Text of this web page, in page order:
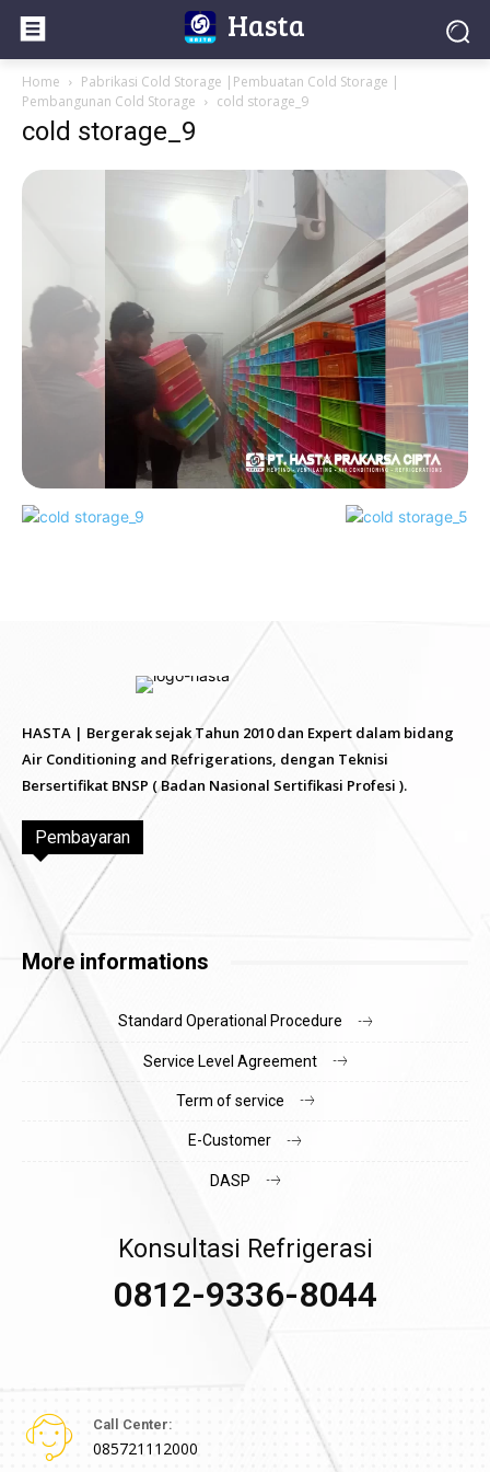
Hasta
Home
Pabrikasi Cold Storage |Pembuatan Cold Storage |
Pembangunan Cold Storage
cold storage_9
cold storage_9
HASTA | Bergerak sejak Tahun 2010 dan Expert dalam bidang
Air Conditioning and Refrigerations, dengan Teknisi
Bersertifikat BNSP ( Badan Nasional Sertifikasi Profesi ).
Pembayaran
More informations
Standard Operational Procedure
Service Level Agreement
Term of service
E-Customer
DASP
Konsultasi Refrigerasi
0812-9336-8044
Call Center:
085721112000